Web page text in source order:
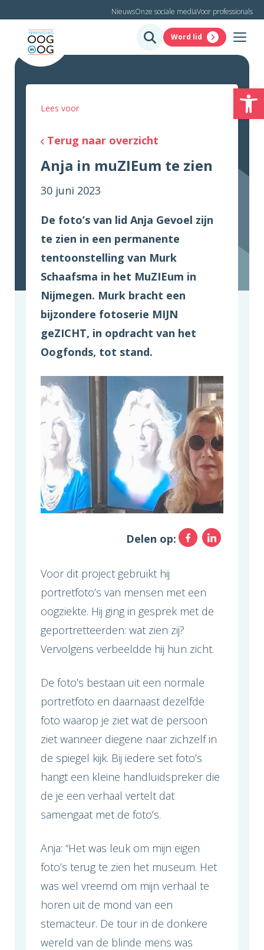
NieuwsOnze sociale mediaVoor professionals
Word lid
Lees voor
Terug naar overzicht
Anja in muZIEum te zien
30 juni 2023
De foto’s van lid Anja Gevoel zijn
te zien in een permanente
tentoonstelling van Murk
Schaafsma in het MuZIEum in
Nijmegen. Murk bracht een
bijzondere fotoserie MIJN
geZICHT, in opdracht van het
Oogfonds, tot stand.
Delen op:
Voor dit project gebruikt hij
portretfoto’s van mensen met een
oogziekte. Hij ging in gesprek met de
geportretteerden: wat zien zij?
Vervolgens verbeeldde hij hun zicht.
De foto’s bestaan uit een normale
portretfoto en daarnaast dezelfde
foto waarop je ziet wat de persoon
ziet wanneer diegene naar zichzelf in
de spiegel kijk. Bij iedere set foto’s
hangt een kleine handluidspreker die
de je een verhaal vertelt dat
samengaat met de foto’s.
Anja: “Het was leuk om mijn eigen
foto’s terug te zien het museum. Het
was wel vreemd om mijn verhaal te
horen uit de mond van een
stemacteur. De tour in de donkere
wereld van de blinde mens was